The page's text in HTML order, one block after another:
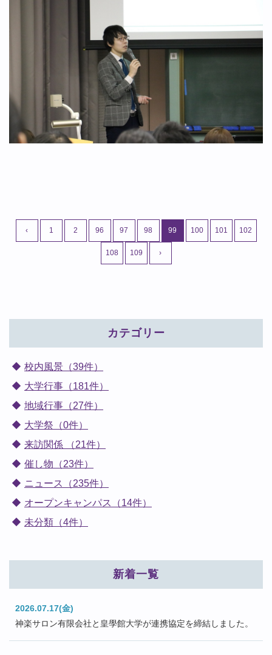
‹ 1 2 96 97 98 99 100 101 102
108 109 ›
カテゴリー
校内風景（39件）
大学行事（181件）
地域行事（27件）
大学祭（0件）
来訪関係 （21件）
催し物（23件）
ニュース（235件）
オープンキャンパス（14件）
未分類（4件）
新着一覧
2026.07.17(金)
神楽サロン有限会社と皇學館大学が連携協定を締結しました。